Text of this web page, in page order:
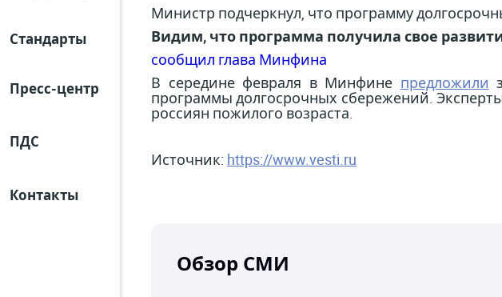
Стандарты
Пресс-центр
ПДС
Контакты
Министр подчеркнул, что программу
Видим, что программа получила свое
сообщил глава Минфина
В середине февраля в Минфине предложили
программы долгосрочных сбережений.
россиян пожилого возраста.
Источник: https://www.vesti.ru
Обзор СМИ